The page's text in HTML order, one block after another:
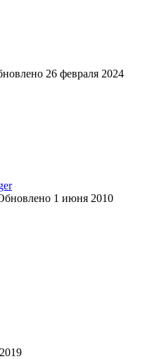
26 февраля 2024
1 июня 2010